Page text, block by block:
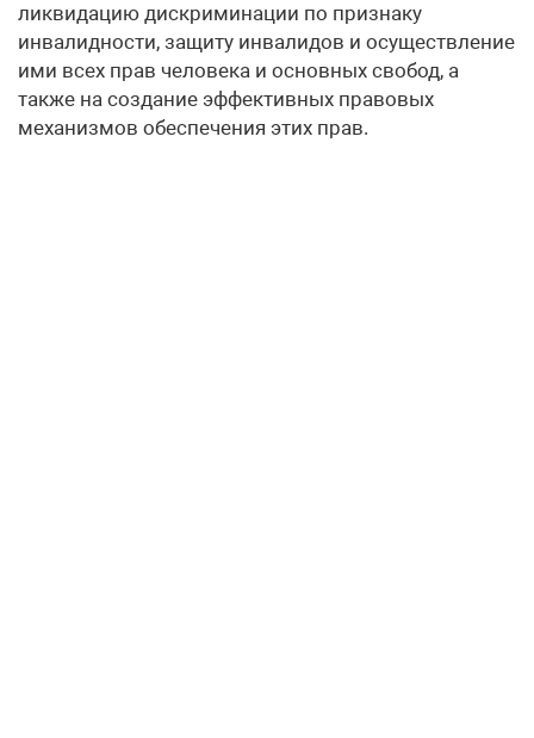
ликвидацию дискриминации по признаку
инвалидности, защиту инвалидов и осуществление
ими всех прав человека и основных свобод, а
также на создание эффективных правовых
механизмов обеспечения этих прав.